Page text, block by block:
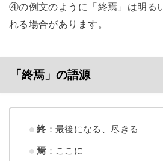
④の例文のように「終焉」は明る
れる場合があります。
「終焉」の語源
終 ：最後になる、尽きる
焉 ：ここに